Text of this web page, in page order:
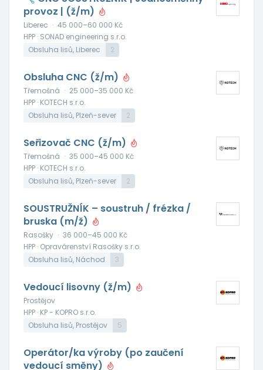
provoz | (ž/m)
Liberec · 45 000–60 000 Kč
HPP · SONAD engineering s.r.o.
Obsluha lisů, Liberec
2
Obsluha CNC (ž/m)
Třemošná · 25 000–35 000 Kč
HPP · KOTECH s.r.o.
Obsluha lisů, Plzeň-sever
2
Seřizovač CNC (ž/m)
Třemošná · 35 000–45 000 Kč
HPP · KOTECH s.r.o.
Obsluha lisů, Plzeň-sever
2
SOUSTRUŽNÍK – soustruh / frézka /
bruska (m/ž)
Rasošky · 36 000–45 000 Kč
HPP · Opravárenství Rasošky s.r.o.
Obsluha lisů, Náchod
3
Vedoucí lisovny (ž/m)
Prostějov
HPP · KP - KOPRO s.r.o.
Obsluha lisů, Prostějov
5
Operátor/ka výroby (po zaučení
vedoucí směny)